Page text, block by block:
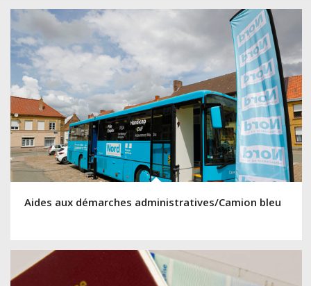
Aides aux démarches administratives/Camion bleu